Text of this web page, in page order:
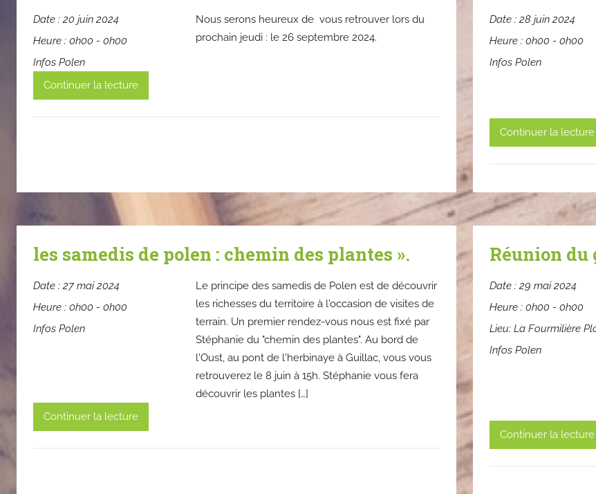
Date : 20 juin 2024
Heure : 0h00 - 0h00
Infos Polen
Nous serons heureux de vous retrouver lors du
prochain jeudi : le 26 septembre 2024.
Continuer la lecture
Date : 28 juin 2024
Heure : 0h00 - 0h00
Infos Polen
Continuer la lecture
les samedis de polen : chemin des plantes ».
Date : 27 mai 2024
Heure : 0h00 - 0h00
Infos Polen
Le principe des samedis de Polen est de découvrir
les richesses du territoire à l'occasion de visites de
terrain. Un premier rendez-vous nous est fixé par
Stéphanie du "chemin des plantes". Au bord de
l'Oust, au pont de l'herbinaye à Guillac, vous vous
retrouverez le 8 juin à 15h. Stéphanie vous fera
découvrir les plantes […]
Continuer la lecture
Réunion du
Date : 29 mai 2024
Heure : 0h00 - 0h00
Lieu: La Fourmilière
Infos Polen
Continuer la lecture